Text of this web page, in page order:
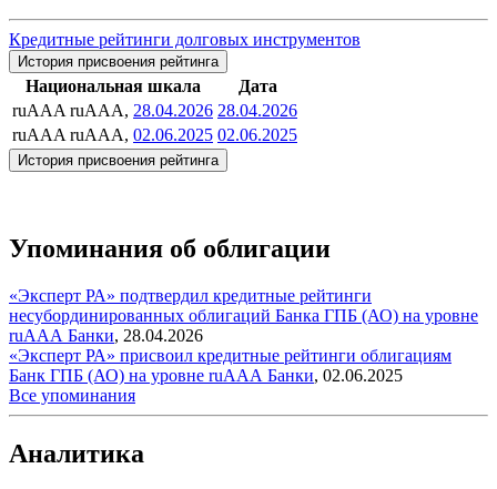
Кредитные рейтинги долговых инструментов
История присвоения рейтинга
Национальная шкала
Дата
ruAAA ruAAA, 28.04.2026 28.04.2026
ruAAA ruAAA, 02.06.2025 02.06.2025
История присвоения рейтинга
Упоминания об облигации
«Эксперт РА» подтвердил кредитные рейтинги
несубординированных облигаций Банка ГПБ (АО) на уровне
ruAAА Банки, 28.04.2026
«Эксперт РА» присвоил кредитные рейтинги облигациям
Банк ГПБ (АО) на уровне ruAAА Банки, 02.06.2025
Все упоминания
Аналитика